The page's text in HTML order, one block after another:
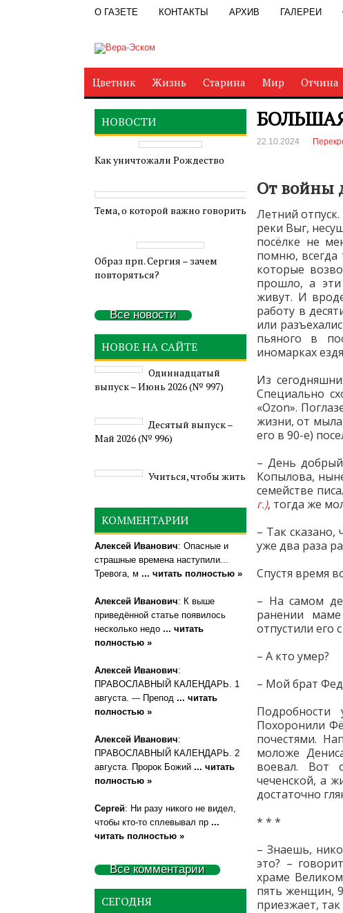
О ГАЗЕТЕ КОНТАКТЫ АРХИВ ГАЛЕРЕИ
Цветник Жизнь Старина Мир Отчина
22.10.2024
От войны
Летний
реки Выг,
посёлке не
помню,
которые
прошло, а
живут. И
работу в
или
пьяного в
иномарках
Из
Специально
«Ozon».
жизни, от мыла
его в 90-е)
– День
Копылова,
семействе
г.), тогда же
– Так
уже два раза
Спустя время
– На самом
ранении
отпустили его
– А кто умер?
– Мой брат
Подробности
Похоронили
почестями.
моложе
воевал. Вот
чеченской, а
достаточно
* * *
– Знаешь,
это? –
храме
пять женщин,
приезжает,
НОВОСТИ
Как уничтожали Рождество
Тема, о которой важно говорить
Образ прп. Сергия – зачем
повторяться?
Все новости
НОВОЕ НА САЙТЕ
Одиннадцатый
выпуск – Июнь 2026 (№ 997)
Деcятый выпуск –
Май 2026 (№ 996)
Учиться, чтобы жить
КОММЕНТАРИИ
Алексей Иванович: Опасные и
страшные времена наступили...
Тревога, м ... читать полностью »
Алексей Иванович: К выше
приведённой статье появилось
несколько недо ... читать
полностью »
Алексей Иванович:
ПРАВОСЛАВНЫЙ КАЛЕНДАРЬ. 1
августа. --- Препод ... читать
полностью »
Алексей Иванович:
ПРАВОСЛАВНЫЙ КАЛЕНДАРЬ. 2
августа. Пророк Божий ... читать
полностью »
Сергей: Ни разу никого не видел,
чтобы кто-то сплевывал пр ...
читать полностью »
Все комментарии
СЕГОДНЯ